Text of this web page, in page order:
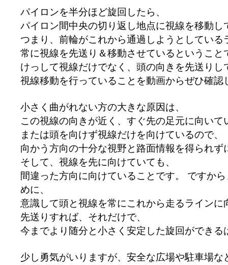
パイロンを半分ほど旋回したら、
パイロン間中央の切り返し地点に視線を移動し
つまり、前輪がこれから通過しようとしている
常に視線を先送り＆移動させているということ
けっして視線だけでなく、頭の向きを先送りし
視線移動を行っていることを動画からぜひ確認
小さく曲がれない方の大きな原因は、
この視線の向きが近く、すぐ先の足元に向いて
または頭を向けず視線だけを向けているので、
向かう方向の十分な視野と路面情報を得られず
そして、視線を先に向けていても、
間違った方向に向けていることです。 ですか
めに、
意識して頭と視線を常にこれから走るラインに
先送りすれば、それだけで、
今までより随分と小さく安定した旋回ができる
少し勇気がいりますが、安全な広場や駐車場な